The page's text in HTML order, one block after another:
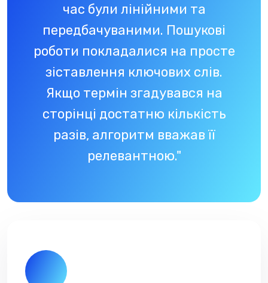
час були лінійними та
передбачуваними. Пошукові
роботи покладалися на просте
зіставлення ключових слів.
Якщо термін згадувався на
сторінці достатню кількість
разів, алгоритм вважав її
релевантною."